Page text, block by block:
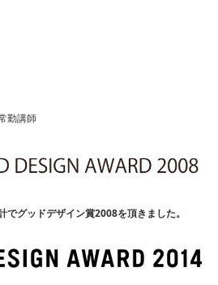
勤講師
グッドデザイン賞2008を頂きました。